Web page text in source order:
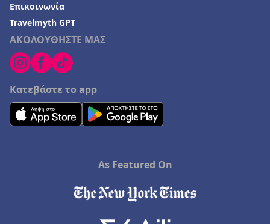
ΑΚΟΛΟΥΘΗΣΤΕ ΜΑΣ
Κατεβάστε το app
Επικοινωνία
Travelmyth GPT
As Featured On